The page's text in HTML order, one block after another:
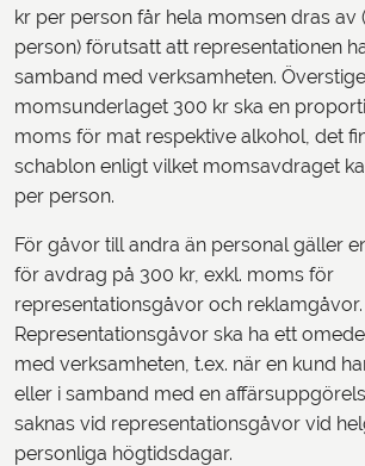
kr per person får hela momsen dras av
person) förutsatt att representationen
samband med verksamheten.
momsunderlaget 300 kr ska en
moms för mat respektive alkohol, det
schablon enligt vilket momsavdraget
per person.
För gåvor till andra än personal gäller
för avdrag på 300 kr, exkl. moms för
representationsgåvor och reklamgåvor.
Representationsgåvor ska ha ett
med verksamheten, t.ex. när en kund
eller i samband med en
saknas vid representationsgåvor vid
personliga högtidsdagar.